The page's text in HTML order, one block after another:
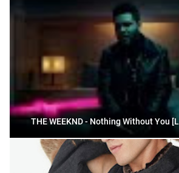
THE WEEKND - Nothing Without You